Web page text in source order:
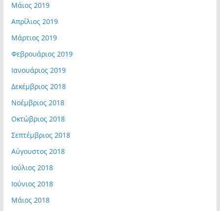
Μάιος 2019
Απρίλιος 2019
Μάρτιος 2019
Φεβρουάριος 2019
Ιανουάριος 2019
Δεκέμβριος 2018
Νοέμβριος 2018
Οκτώβριος 2018
Σεπτέμβριος 2018
Αύγουστος 2018
Ιούλιος 2018
Ιούνιος 2018
Μάιος 2018